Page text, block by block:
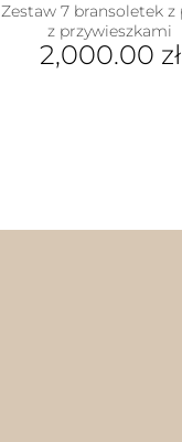
Zestaw 7 bransoletek z
z przywieszkami
2,000.00 zł